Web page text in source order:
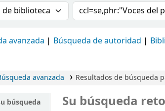
el catálogo por:Buscar en el
avanzada Búsqueda de autoridad
avanzada Resultados de búsqueda
búsqueda Su búsqueda